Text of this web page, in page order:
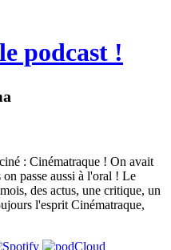
podcast !
: Cinématraque ! On avait
passe aussi à l'oral ! Le
des actus, une critique, un
l'esprit Cinématraque,